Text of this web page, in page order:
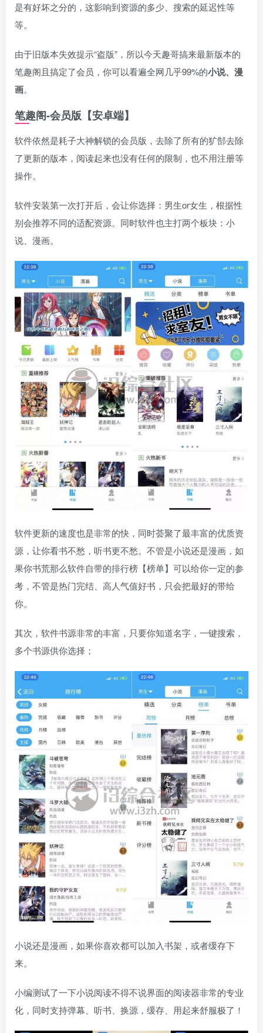
是有好坏之分的，这影响到资源的多少、搜索的延迟性等
等。
由于旧版本失效提示“盗版”，所以今天趣哥搞来最新版本的
笔趣阁且搞定了会员，你可以看遍全网几乎99%的小说、漫
画。
笔趣阁-会员版【安卓端】
软件依然是耗子大神解锁的会员版，去除了所有的犷郜去除
了更新的版本，阅读起来也没有任何的限制，也不用注册等
操作。
软件安装第一次打开后，会让你选择：男生or女生，根据性
别会推荐不同的适配资源。同时软件也主打两个板块：小
说、漫画。
软件更新的速度也是非常的快，同时荟聚了最丰富的优质资
源，让你看书不愁，听书更不愁。不管是小说还是漫画，如
果你书荒那么软件自带的排行榜【榜单】可以给你一定的参
考，不管是热门完结、高人气值好书，只会把最好的带给
你。
其次，软件书源非常的丰富，只要你知道名字，一键搜索，
多个书源供你选择；
小说还是漫画，如果你喜欢都可以加入书架，或者缓存下
来。
小编测试了一下小说阅读不得不说界面的阅读器非常的专业
化，同时支持弹幕、听书、换源，缓存、用起来舒服极了！